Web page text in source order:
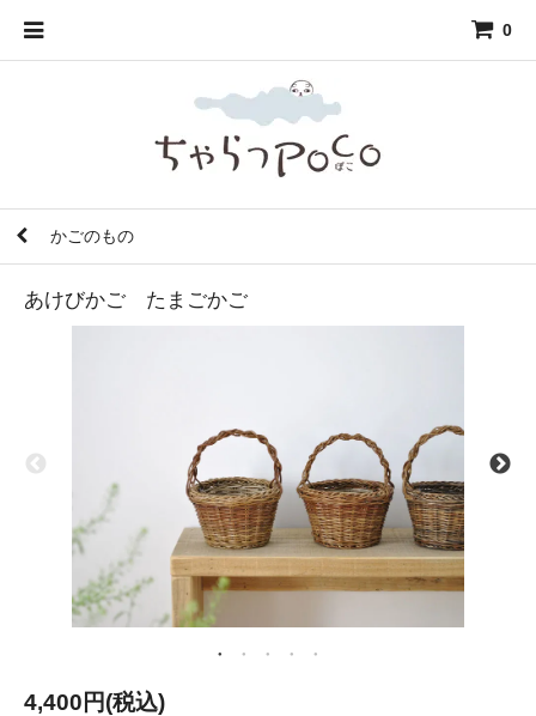
0
かごのもの
あけびかご たまごかご
4,400円(税込)